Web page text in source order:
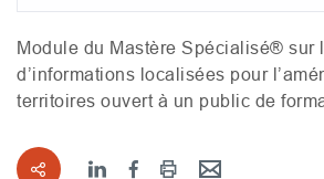
Module du Mastère Spécialisé® sur
d’informations localisées pour
territoires ouvert à un public de